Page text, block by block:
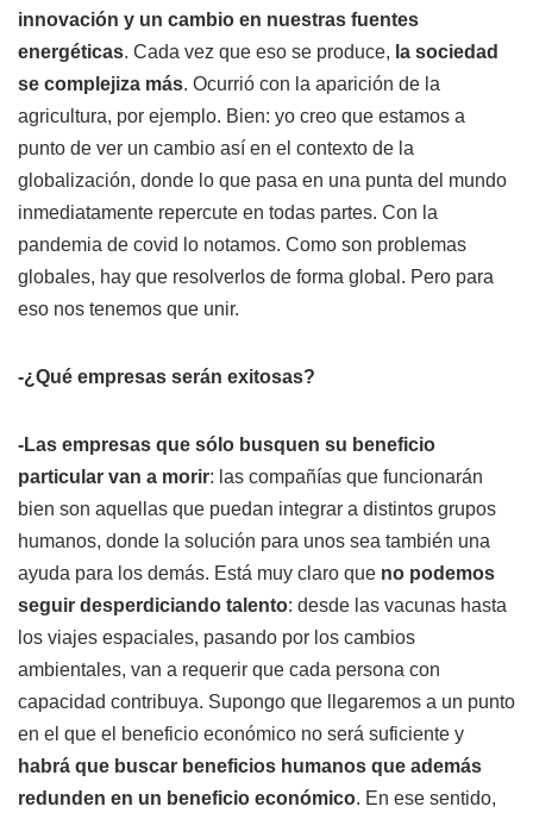
innovación y un cambio en nuestras fuentes
energéticas. Cada vez que eso se produce, la sociedad
se complejiza más. Ocurrió con la aparición de la
agricultura, por ejemplo. Bien: yo creo que estamos a
punto de ver un cambio así en el contexto de la
globalización, donde lo que pasa en una punta del mundo
inmediatamente repercute en todas partes. Con la
pandemia de covid lo notamos. Como son problemas
globales, hay que resolverlos de forma global. Pero para
eso nos tenemos que unir.
-¿Qué empresas serán exitosas?
-Las empresas que sólo busquen su beneficio
particular van a morir: las compañías que funcionarán
bien son aquellas que puedan integrar a distintos grupos
humanos, donde la solución para unos sea también una
ayuda para los demás. Está muy claro que no podemos
seguir desperdiciando talento: desde las vacunas hasta
los viajes espaciales, pasando por los cambios
ambientales, van a requerir que cada persona con
capacidad contribuya. Supongo que llegaremos a un punto
en el que el beneficio económico no será suficiente y
habrá que buscar beneficios humanos que además
redunden en un beneficio económico. En ese sentido,